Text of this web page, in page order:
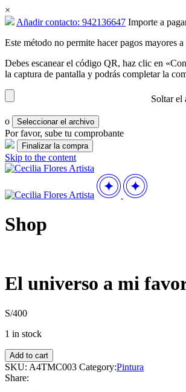
×
Añadir contacto: 942136647 Importe a
Este método no permite hacer pagos mayores
Debes escanear el código QR, haz clic en
la captura de pantalla y podrás completar la
Soltar el
o Seleccionar el archivo
Por favor, sube tu comprobante
Skip to the content
Shop
El universo a mi
S/400
1 in stock
Add to cart
SKU: A4TMC003 Category:Pintura
Share: